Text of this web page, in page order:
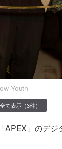
Youth
て表示（3件）
APEX」のデ